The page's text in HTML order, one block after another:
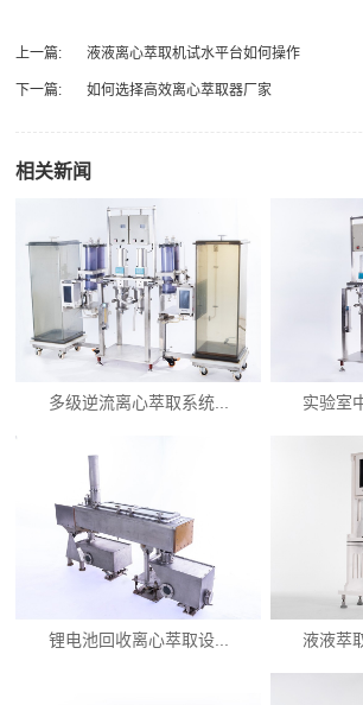
上一篇: 液液离心萃取机试水平台如何操作
下一篇: 如何选择高效离心萃取器厂家
相关新闻
多级逆流离心萃取系统... 实验室
锂电池回收离心萃取设... 液液萃